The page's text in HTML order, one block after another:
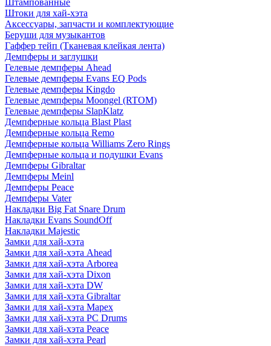
Штампованные
Штоки для хай-хэта
Аксессуары, запчасти и комплектующие
Беруши для музыкантов
Гаффер тейп (Тканевая клейкая лента)
Демпферы и заглушки
Гелевые демпферы Ahead
Гелевые демпферы Evans EQ Pods
Гелевые демпферы Kingdo
Гелевые демпферы Moongel (RTOM)
Гелевые демпферы SlapKlatz
Демпферные кольца Blast Plast
Демпферные кольца Remo
Демпферные кольца Williams Zero Rings
Демпферные кольца и подушки Evans
Демпферы Gibraltar
Демпферы Meinl
Демпферы Peace
Демпферы Vater
Накладки Big Fat Snare Drum
Накладки Evans SoundOff
Накладки Majestic
Замки для хай-хэта
Замки для хай-хэта Ahead
Замки для хай-хэта Arborea
Замки для хай-хэта Dixon
Замки для хай-хэта DW
Замки для хай-хэта Gibraltar
Замки для хай-хэта Mapex
Замки для хай-хэта PC Drums
Замки для хай-хэта Peace
Замки для хай-хэта Pearl